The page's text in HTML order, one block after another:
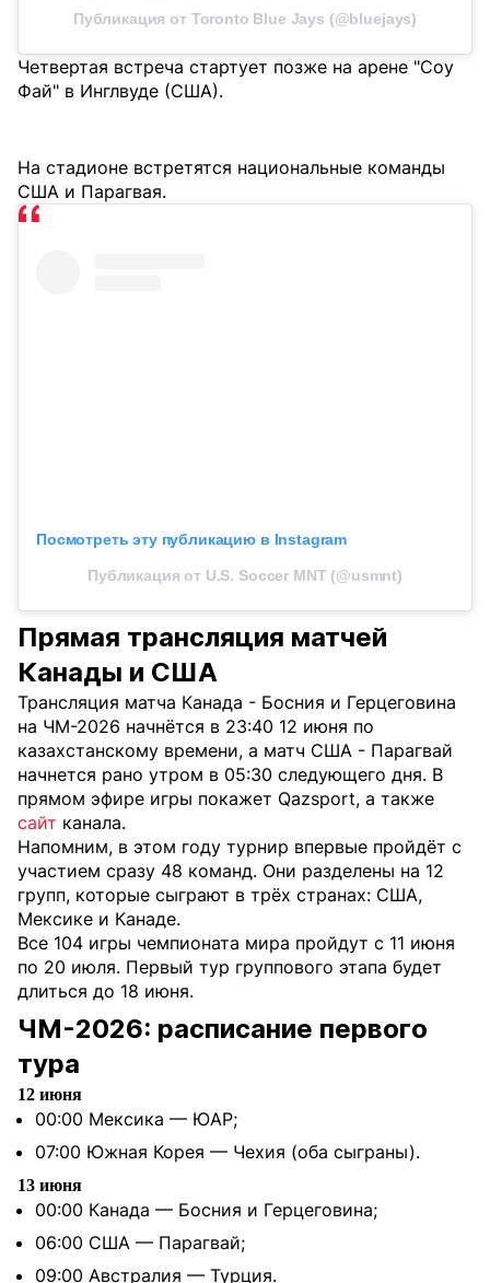
Публикация от Toronto Blue Jays (@bluejays)
Четвертая встреча стартует позже на арене "Соу
Фай" в Инглвуде (США).
На стадионе встретятся национальные команды
США и Парагвая.
Посмотреть эту публикацию в Instagram
Публикация от U.S. Soccer MNT (@usmnt)
Прямая трансляция матчей
Канады и США
Трансляция матча Канада - Босния и Герцеговина
на ЧМ-2026 начнётся в 23:40 12 июня по
казахстанскому времени, а матч США - Парагвай
начнется рано утром в 05:30 следующего дня. В
прямом эфире игры покажет Qazsport, а также
сайт канала.
Напомним, в этом году турнир впервые пройдёт с
участием сразу 48 команд. Они разделены на 12
групп, которые сыграют в трёх странах: США,
Мексике и Канаде.
Все 104 игры чемпионата мира пройдут с 11 июня
по 20 июля. Первый тур группового этапа будет
длиться до 18 июня.
ЧМ-2026: расписание первого
тура
12 июня
00:00 Мексика — ЮАР;
07:00 Южная Корея — Чехия (оба сыграны).
13 июня
00:00 Канада — Босния и Герцеговина;
06:00 США — Парагвай;
09:00 Австралия — Турция.